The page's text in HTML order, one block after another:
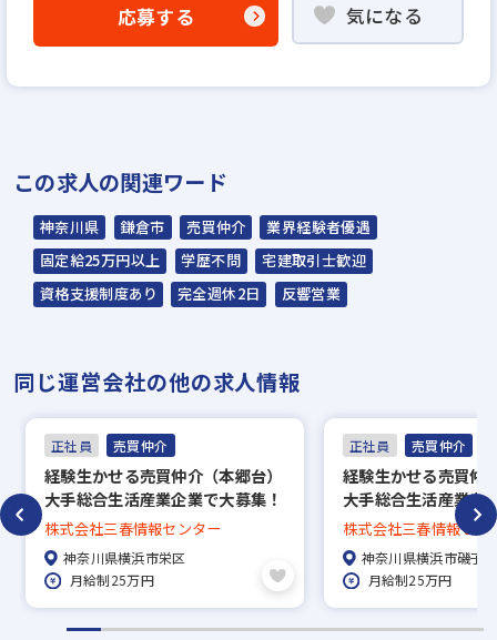
書類選考
※選考の上、通過者には説明選考会にお越し
説明選考会
※説明選考会は代行業者であるスラッシュ株
式会社が行います。
ご連絡までに7日程度いただく場合がありま
す。予めご了承ください。
会場：東京都港区赤坂2-15-16 赤坂ふく
源ビル7F
担当：スラッシュ株式会社 平原（ヒラハ
ラ）
応募する 気になる
この求人の関連ワード
神奈川県 鎌倉市 売買仲介
業界経験者優遇
固定給25万円以上
学歴不問
宅建取引士歓迎
資格支援制度あり
完全週休2日 反響営業
同じ運営会社の他の求人情報
正社員 売買仲介
経験生かせる売買仲介（本郷台）
大手総合生活産業企業で大募集！
株式会社三春情報センター
神奈川県横浜市栄区
月給制25万円
正社員 売買仲介
経験生かせる売買仲
大手総合生活産業企
株式会社三春情報セン
神奈川県横浜市磯子区
月給制25万円